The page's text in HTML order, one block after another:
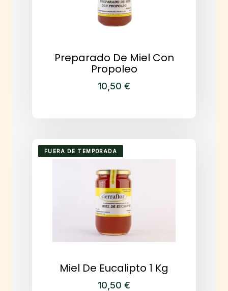
Preparado De Miel Con
Propoleo
10,50 €
FUERA DE TEMPORADA
Miel De Eucalipto 1 Kg
10,50 €